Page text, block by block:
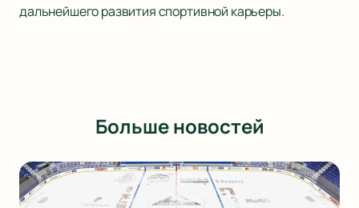
дальнейшего развития спортивной карьеры.
Больше новостей